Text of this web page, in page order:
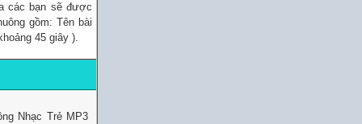
các bạn sẽ được
gồm: Tên bài
45 giây ).
Nhạc Trẻ MP3